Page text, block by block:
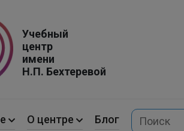
Учебный
центр
имени
Н.П. Бехтеревой
О центре Блог